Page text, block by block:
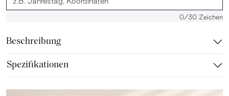
0/30 Zeichen
Beschreibung
Spezifikationen